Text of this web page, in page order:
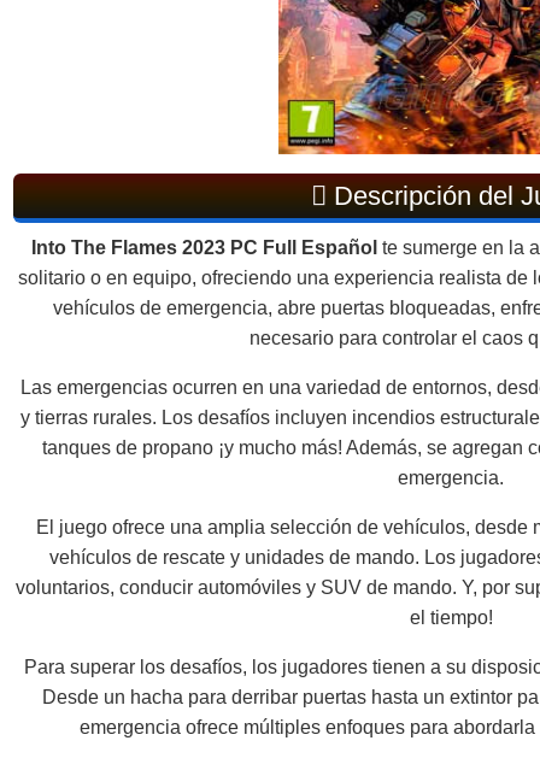
Descripción del
Into The Flames 2023 PC Full Español te sumerge en la
solitario o en equipo, ofreciendo una experiencia realista de
vehículos de emergencia, abre puertas bloqueadas,
necesario para controlar el caos
Las emergencias ocurren en una variedad de entornos,
y tierras rurales. Los desafíos incluyen incendios
tanques de propano ¡y mucho más! Además, se agregan
emergencia.
El juego ofrece una amplia selección de vehículos, desde
vehículos de rescate y unidades de mando. Los
voluntarios, conducir automóviles y SUV de mando. Y, por
el tiempo!
Para superar los desafíos, los jugadores tienen a su
Desde un hacha para derribar puertas hasta un extintor
emergencia ofrece múltiples enfoques para